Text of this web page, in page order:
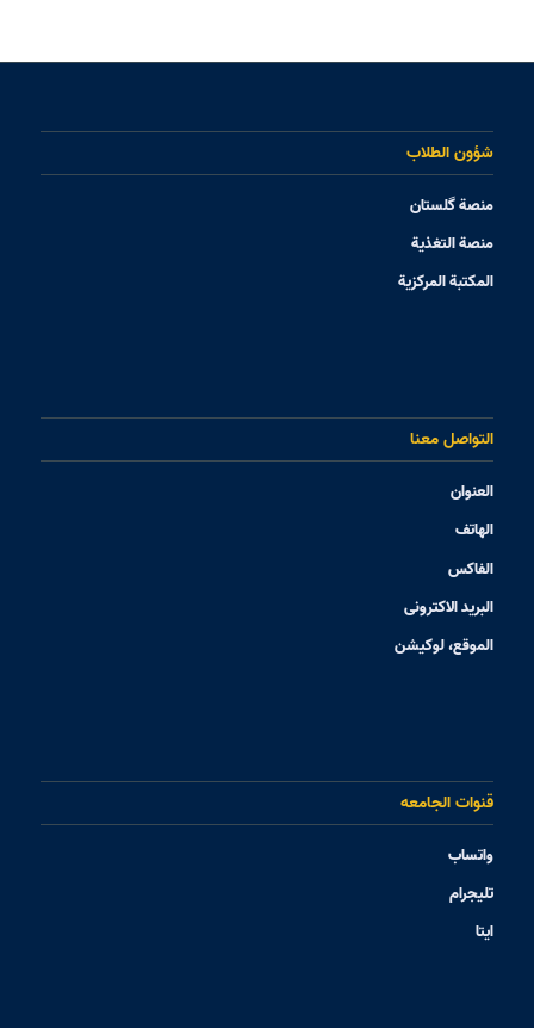
شؤون الطلاب
منصة گلستان
منصة التغذیة
المکتبة المرکزیة
التواصل معنا
العنوان
الهاتف
الفاکس
البرید الاکترونی
الموقع، لوکیشن
قنوات الجامعه
واتساب
تلیجرام
ایتا